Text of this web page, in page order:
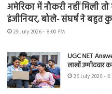
अमेरिका में नौकरी नहीं मिली
इंजीनियर, बोले- संघर्ष ने बहुत
29 July 2026 - 8:00 PM
UGC NET
लाखों उम्मीदवार
26 July 2026 -